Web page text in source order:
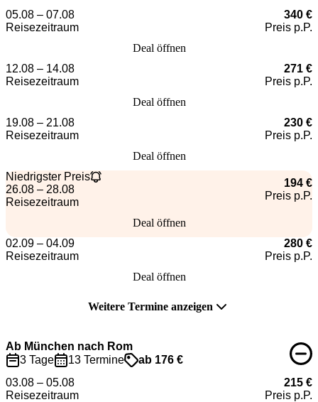
05.08 – 07.08
Reisezeitraum
340 €
Preis p.P.
Deal öffnen
12.08 – 14.08
Reisezeitraum
271 €
Preis p.P.
Deal öffnen
19.08 – 21.08
Reisezeitraum
230 €
Preis p.P.
Deal öffnen
Niedrigster Preis
26.08 – 28.08
Reisezeitraum
194 €
Preis p.P.
Deal öffnen
02.09 – 04.09
Reisezeitraum
280 €
Preis p.P.
Deal öffnen
Weitere Termine anzeigen
Ab München nach Rom
3 Tage
13 Termine
ab 176 €
03.08 – 05.08
Reisezeitraum
215 €
Preis p.P.